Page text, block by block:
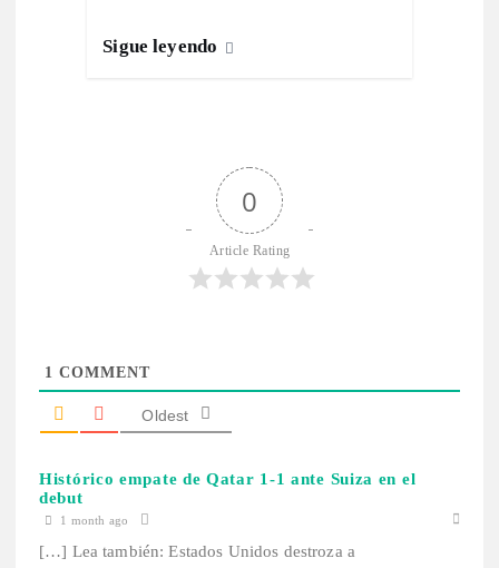
Sigue leyendo
0
Article Rating
1 COMMENT
Oldest
Histórico empate de Qatar 1-1 ante Suiza en el
debut
1 month ago
[…] Lea también: Estados Unidos destroza a